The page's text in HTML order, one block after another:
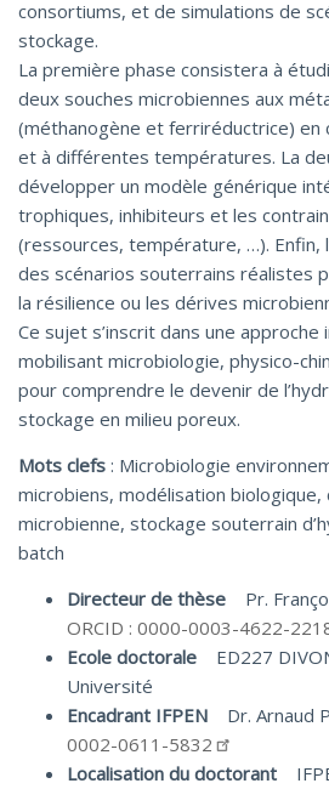
consortiums, et de simulations de
stockage.
La première phase consistera à
deux souches microbiennes aux
(méthanogène et ferriréductrice) en
et à différentes températures. La
développer un modèle générique
trophiques, inhibiteurs et les
(ressources, température, …). Enfin,
des scénarios souterrains réalistes
la résilience ou les dérives
Ce sujet s’inscrit dans une approche
mobilisant microbiologie, physico-
pour comprendre le devenir de
stockage en milieu poreux.
Mots clefs : Microbiologie
microbiens, modélisation
microbienne, stockage souterrain
batch
Directeur de thèse Pr.
ORCID : 0000-0003-4622-
Ecole doctorale
ED227
Université
Encadrant IFPEN Dr. Arnaud
0002-0611-5832
Localisation du doctorant